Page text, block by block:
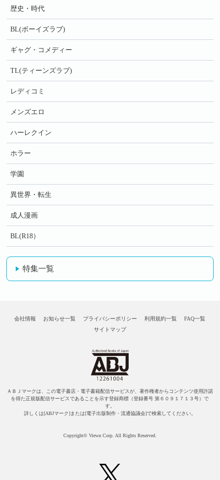
歴史・時代
BL(ボーイズラブ)
ギャグ・コメディー
TL(ティーンズラブ)
レディコミ
メンズエロ
ハーレクイン
ホラー
学園
異世界・転生
成人漫画
BL(R18）
特集一覧
会社情報 お知らせ一覧 プライバシーポリシー 利用規約一覧
FAQ一覧
サイトマップ
ＡＢＪマークは、この電子書店・電子書籍配信サービスが、著作権者からコンテンツ使用許諾
を得た正規版配信サービスであることを示す登録商標（登録番号 第６０９１７１３号）で
す。
詳しくは[ABJマーク]または[電子出版制作・流通協議会]で検索してください。
Copyright© Viewn Corp. All Rights Reserved.